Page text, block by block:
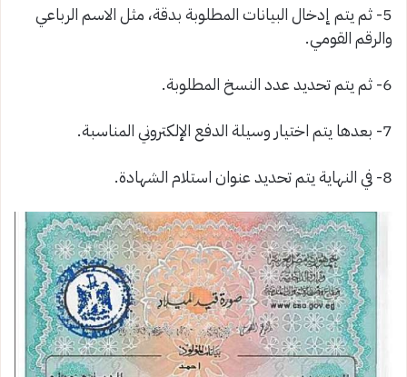
5- ثم يتم إدخال البيانات المطلوبة بدقة، مثل الاسم الرباعي
والرقم القومي.
6- ثم يتم تحديد عدد النسخ المطلوبة.
7- بعدها يتم اختيار وسيلة الدفع الإلكتروني المناسبة.
8- في النهاية يتم تحديد عنوان استلام الشهادة.